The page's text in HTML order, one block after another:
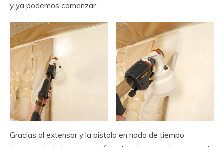
y ya podemos comenzar.
Gracias al extensor y la pistola en nada de tiempo